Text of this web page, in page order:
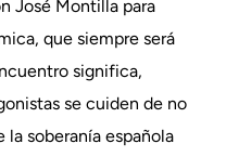
José Montilla para
que siempre será
significa,
se cuiden de no
soberanía española